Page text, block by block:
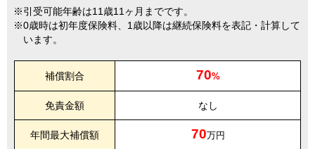
引受可能年齢は11歳11ヶ月までです。
0歳時は初年度保険料、1歳以降は継続保険料を表記・計算して
います。
補償割合 70%
免責金額 なし
年間最大補償額 70万円